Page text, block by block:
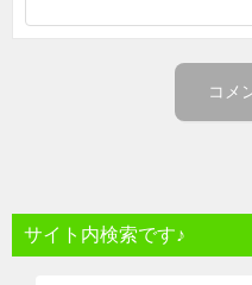
サイト内検索です♪